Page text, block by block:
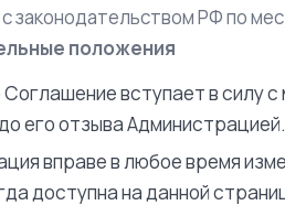
законодательством РФ по
положения
вступает в силу с
его отзыва Администрацией.
вправе в любое время
доступна на данной